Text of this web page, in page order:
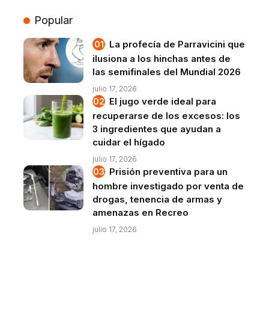
Popular
La profecía de Parravicini que
ilusiona a los hinchas antes de
las semifinales del Mundial 2026
julio 17, 2026
El jugo verde ideal para
recuperarse de los excesos: los
3 ingredientes que ayudan a
cuidar el hígado
julio 17, 2026
Prisión preventiva para un
hombre investigado por venta de
drogas, tenencia de armas y
amenazas en Recreo
julio 17, 2026